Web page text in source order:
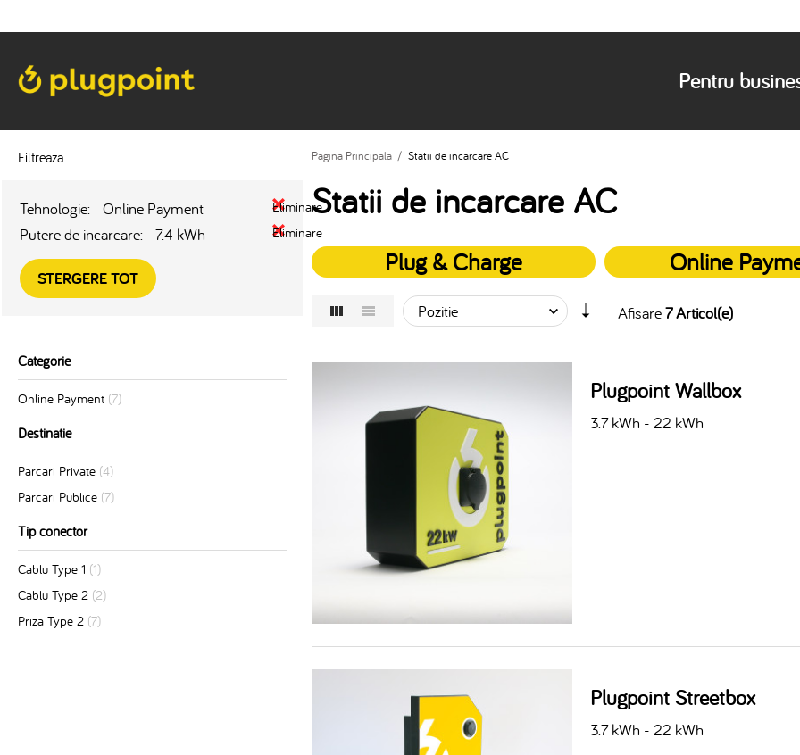
Pentru
Filtreaza
Tehnologie: Online Payment Eliminare
Putere de incarcare: 7.4 kWh Eliminare
STERGERE TOT
Categorie
Online Payment (7)
Destinatie
Parcari Private (4)
Parcari Publice (7)
Tip conector
Cablu Type 1 (1)
Cablu Type 2 (2)
Priza Type 2 (7)
Pagina Principala / Statii de incarcare AC
Statii de incarcare AC
Plug & Charge Online
Afisare7 Articol(e)
Plugpoint Wallbox
3.7 kWh - 22 kWh
Plugpoint Streetbox
3.7 kWh - 22 kWh